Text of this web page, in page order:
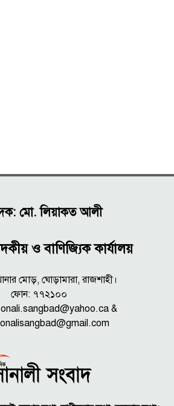
মো. লিয়াকত আলী
ও বাণিজ্যিক কার্যালয়
মোড়, ঘোড়ামারা, রাজশাহী।
ফোন: ৭৭২১০০
&